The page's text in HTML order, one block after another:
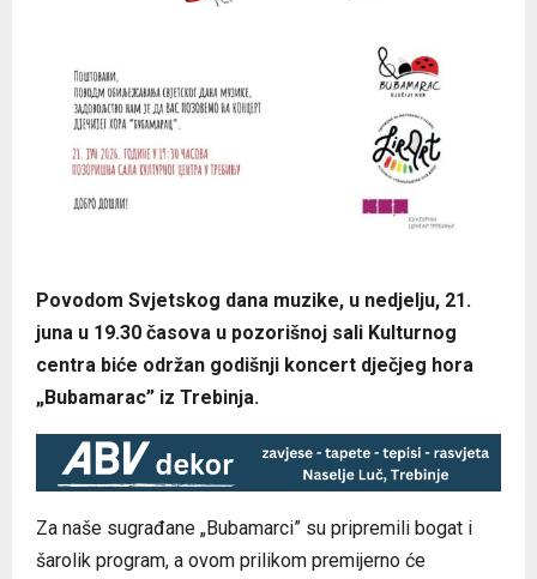
Povodom Svjetskog dana muzike, u nedjelju, 21.
juna u 19.30 časova u pozorišnoj sali Kulturnog
centra biće održan godišnji koncert dječjeg hora
„Bubamarac” iz Trebinja.
Za naše sugrađane „Bubamarci” su pripremili bogat i
šarolik program, a ovom prilikom premijerno će